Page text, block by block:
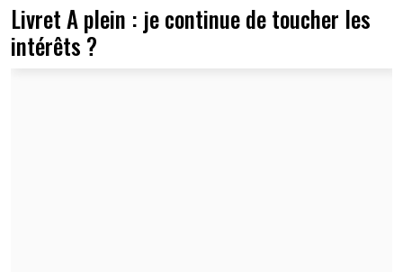
Livret A plein : je continue de toucher les
intérêts ?